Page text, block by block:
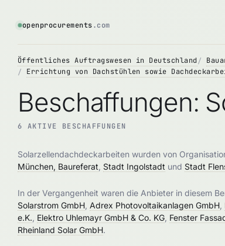
openprocurements.com
Öffentliches Auftragswesen in Deutschland
Errichtung von Dachstühlen sowie
Beschaffungen:
6 AKTIVE BESCHAFFUNGEN
Solarzellendachdeckarbeiten wurden von
München, Baureferat Stadt Ingolstadt und Stadt
In der Vergangenheit waren die Anbieter in diesem
Solarstrom GmbH Adrex Photovoltaikanlagen GmbH
e.K. Elektro Uhlemayr GmbH & Co. KG Fenster
Rheinland Solar GmbH.